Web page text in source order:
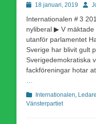
Publicerad
18 januari, 2019
Internationalen # 3
nyliberal ▶ V
utanför parlamentet
Sverige har blivit gult
Sverigedemokratiska
fackföreningar hotar
Kategorier
Internationalen Ledare
Vänsterpartiet